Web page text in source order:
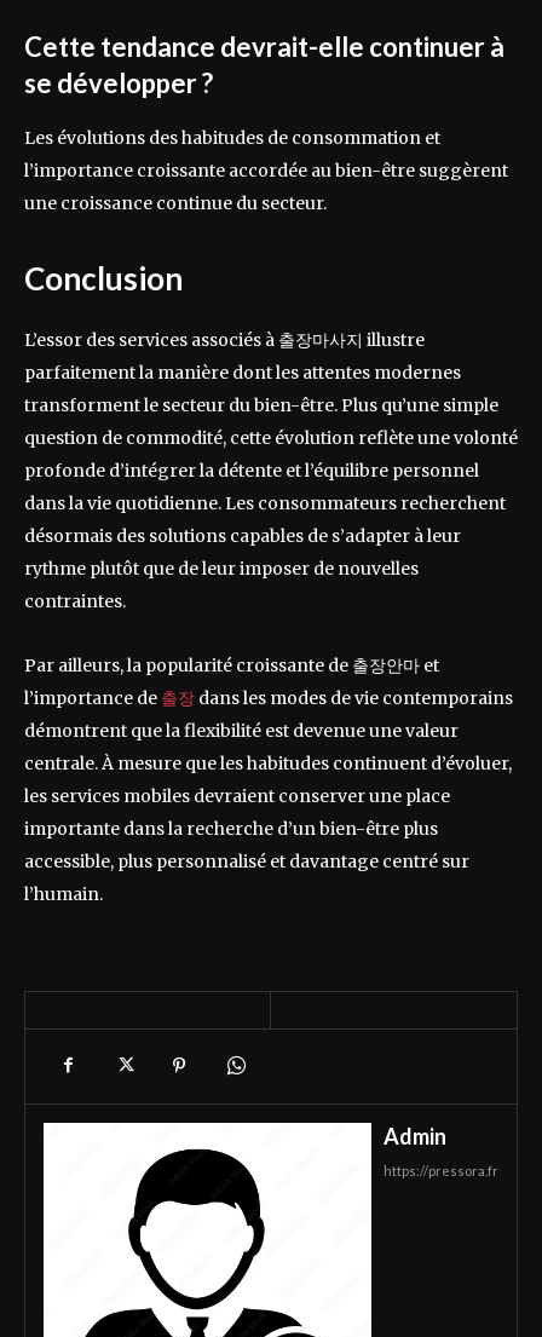
Cette tendance devrait-elle continuer à
se développer ?
Les évolutions des habitudes de consommation et
l’importance croissante accordée au bien-être suggèrent
une croissance continue du secteur.
Conclusion
L’essor des services associés à 출장마사지 illustre
parfaitement la manière dont les attentes modernes
transforment le secteur du bien-être. Plus qu’une simple
question de commodité, cette évolution reflète une volonté
profonde d’intégrer la détente et l’équilibre personnel
dans la vie quotidienne. Les consommateurs recherchent
désormais des solutions capables de s’adapter à leur
rythme plutôt que de leur imposer de nouvelles
contraintes.
Par ailleurs, la popularité croissante de 출장안마 et
l’importance de 출장 dans les modes de vie contemporains
démontrent que la flexibilité est devenue une valeur
centrale. À mesure que les habitudes continuent d’évoluer,
les services mobiles devraient conserver une place
importante dans la recherche d’un bien-être plus
accessible, plus personnalisé et davantage centré sur
l’humain.
Admin
https://pressora.fr